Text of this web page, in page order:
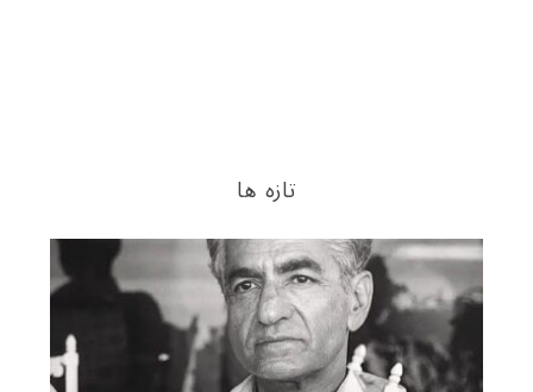
تازه ها